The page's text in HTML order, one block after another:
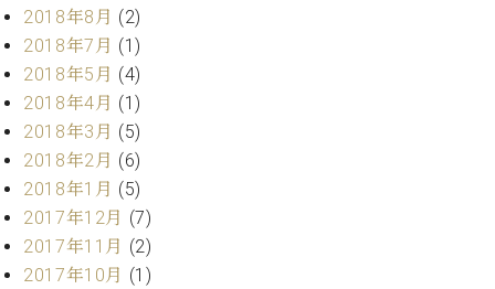
ア
ー
テ
ィ
ス
ト
カ
ス
タ
ー
2018年8月 (2)
2018年7月 (1)
2018年5月 (4)
2018年4月 (1)
2018年3月 (5)
2018年2月 (6)
2018年1月 (5)
2017年12月 (7)
2017年11月 (2)
2017年10月 (1)